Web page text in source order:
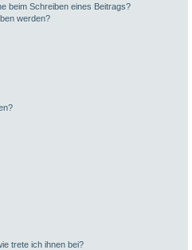
beim Schreiben eines Beitrags?
werden?
trete ich ihnen bei?